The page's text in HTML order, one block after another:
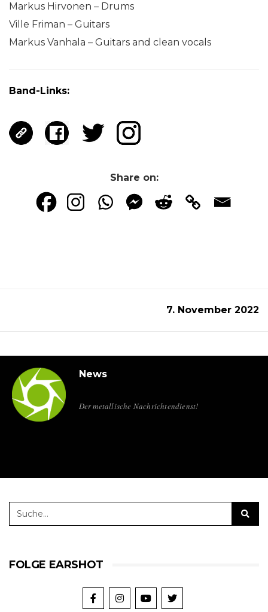
Markus Hirvonen – Drums
Ville Friman – Guitars
Markus Vanhala – Guitars and clean vocals
Band-Links:
Share on:
7. November 2022
News
Der metallische Nachrichtendienst!
FOLGE EARSHOT